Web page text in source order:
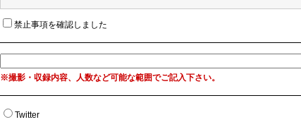
禁止事項を確認しました
※撮影・収録内容、人数など可能な範囲でご記入下さい。
Twitter